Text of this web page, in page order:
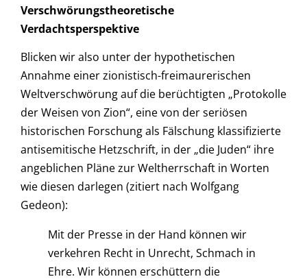
Verschwörungstheoretische
Verdachtsperspektive
Blicken wir also unter der hypothetischen
Annahme einer zionistisch-freimaurerischen
Weltverschwörung auf die berüchtigten „Protokolle
der Weisen von Zion“, eine von der seriösen
historischen Forschung als Fälschung klassifizierte
antisemitische Hetzschrift, in der „die Juden“ ihre
angeblichen Pläne zur Weltherrschaft in Worten
wie diesen darlegen (zitiert nach Wolfgang
Gedeon):
Mit der Presse in der Hand können wir
verkehren Recht in Unrecht, Schmach in
Ehre. Wir können erschüttern die